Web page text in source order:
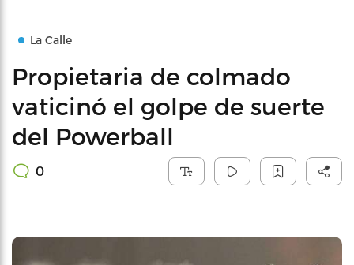
La Calle
Propietaria de colmado
vaticinó el golpe de suerte
del Powerball
0